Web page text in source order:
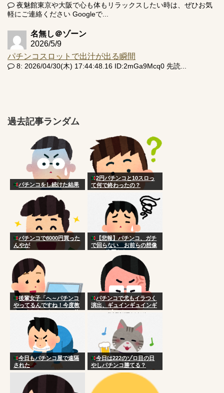
夜魅館東京や大阪で心も体もリラックスしたい時は、ぜひお気
軽にご連絡ください Googleで...
名無し＠ゾーン
2026/5/9
パチンコスロットで出汁が出る瞬間
8: 2026/04/30(木) 17:44:48.16 ID:2mGa9Mcq0 先読...
過去記事ランダム
パチンコをし続けた結果
2円パチンコと10スロっ
て何で終わったの？
パチンコで8000円買った
んやが
【悲報】パチンコ、ガチ
で回らない お前らの想像
の100倍回らない
後輩女子「へ～パチンコ
やってるんですね！今度教
えてくださいよ～ｗ」 俺
「あははｗまぁコツとかな
いけど台選びかなやっぱ
パチンコで尤もイラつく
演出、ギュインギュインギ
ュインギュイン…スカッ！
今日もパチンコ屋で遠隔
された
今日は222のゾロ目の日
やしパチンコ勝てる？